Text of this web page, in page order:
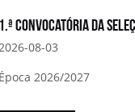
convocatória da
08-03
2026/2027